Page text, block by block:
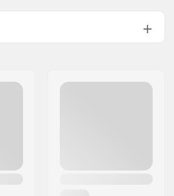
50mm, Top load
30mm
1 1/8"
26188